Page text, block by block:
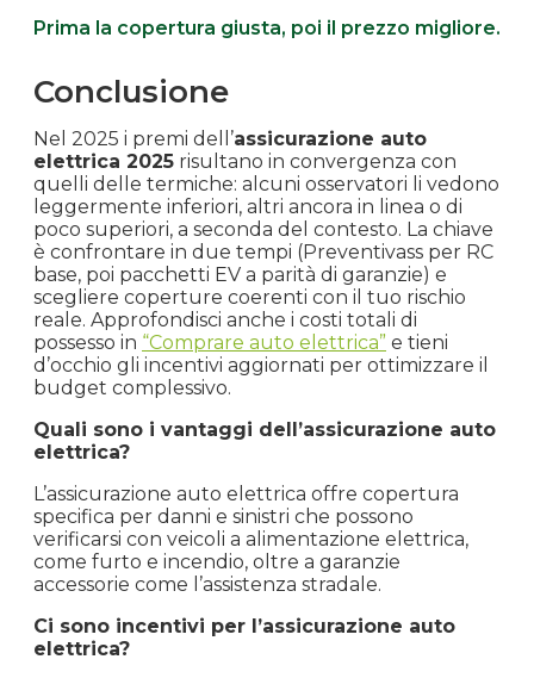
Prima la copertura giusta, poi il prezzo migliore.
Conclusione
Nel 2025 i premi dell’assicurazione auto
elettrica 2025 risultano in convergenza con
quelli delle termiche: alcuni osservatori li vedono
leggermente inferiori, altri ancora in linea o di
poco superiori, a seconda del contesto. La chiave
è confrontare in due tempi (Preventivass per RC
base, poi pacchetti EV a parità di garanzie) e
scegliere coperture coerenti con il tuo rischio
reale. Approfondisci anche i costi totali di
possesso in “Comprare auto elettrica” e tieni
d’occhio gli incentivi aggiornati per ottimizzare il
budget complessivo.
Quali sono i vantaggi dell’assicurazione auto
elettrica?
L’assicurazione auto elettrica offre copertura
specifica per danni e sinistri che possono
verificarsi con veicoli a alimentazione elettrica,
come furto e incendio, oltre a garanzie
accessorie come l’assistenza stradale.
Ci sono incentivi per l’assicurazione auto
elettrica?